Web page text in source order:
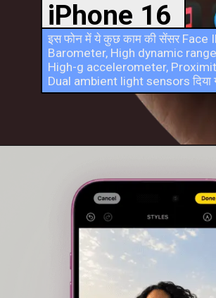
iPhone 16
इस फोन में ये कुछ काम की सेंसर Face
Barometer, High dynamic
High-g accelerometer,
Dual ambient light sensors दिया